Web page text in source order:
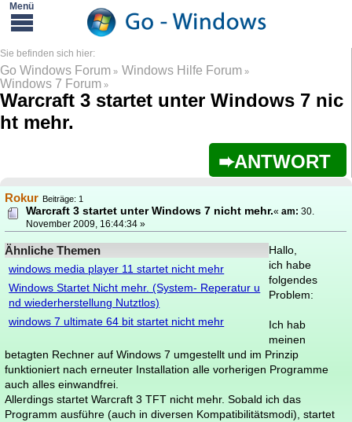
Go Windows Forum » Windows Hilfe Forum »
Windows 7 Forum »
Warcraft 3 startet unter Windows 7 nic
ht mehr.
ANTWORT
Rokur Beiträge: 1
Warcraft 3 startet unter Windows 7 nicht mehr.«am: 30.
November 2009, 16:44:34 »
Ähnliche Themen
windows media player 11 startet nicht mehr
Windows Startet Nicht mehr. (System- Reperatur u
nd wiederherstellung Nutztlos)
windows 7 ultimate 64 bit startet nicht mehr
Hallo,
ich habe
folgendes
Problem:
Ich hab
meinen
betagten Rechner auf Windows 7 umgestellt und im Prinzip
funktioniert nach erneuter Installation alle vorherigen Programme
auch alles einwandfrei.
Allerdings startet Warcraft 3 TFT nicht mehr. Sobald ich das
Programm ausführe (auch in diversen Kompatibilitätsmodi), startet